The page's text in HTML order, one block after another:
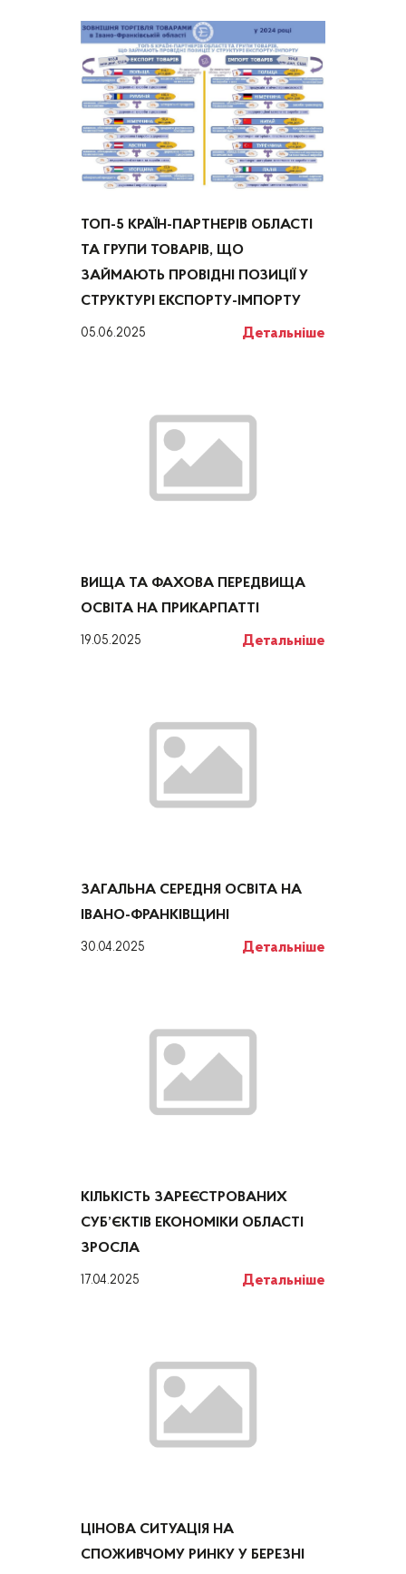
ТОП-5 КРАЇН-ПАРТНЕРІВ ОБЛАСТІ
ТА ГРУПИ ТОВАРІВ, ЩО
ЗАЙМАЮТЬ ПРОВІДНІ ПОЗИЦІЇ У
СТРУКТУРІ ЕКСПОРТУ-ІМПОРТУ
05.06.2025 Детальніше
ВИЩА ТА ФАХОВА ПЕРЕДВИЩА
ОСВІТА НА ПРИКАРПАТТІ
19.05.2025 Детальніше
ЗАГАЛЬНА СЕРЕДНЯ ОСВІТА НА
ІВАНО-ФРАНКІВЩИНІ
30.04.2025 Детальніше
КІЛЬКІСТЬ ЗАРЕЄСТРОВАНИХ
СУБ’ЄКТІВ ЕКОНОМІКИ ОБЛАСТІ
ЗРОСЛА
17.04.2025 Детальніше
ЦІНОВА СИТУАЦІЯ НА
СПОЖИВЧОМУ РИНКУ У БЕРЕЗНІ